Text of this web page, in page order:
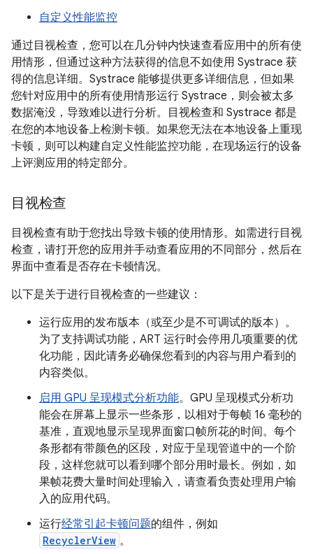
自定义性能监控
通过目视检查 ，您可以在几分钟内快速查看应用中的所有使
用情形，但通过这种方法获得的信息不如使用 Systrace 获
得的信息详细。Systrace 能够提供更多详细信息，但如果
您针对应用中的所有使用情形运行 Systrace，则会被太多
数据淹没，导致难以进行分析。
目视检查和 Systrace 都是
在您的本地设备上检测卡顿。如果您无法在本地设备上重现
卡顿，则可以构建自定义性能监控功能，在现场运行的设备
上评测应用的特定部分。
目视检查
目视检查有助于您找出导致卡顿的使用情形。如需进行目视
检查，请打开您的应用并手动查看应用的不同部分，然后在
界面中查看是否存在卡顿情况。
以下是关于进行目视检查的一些建议：
运行应用的发布版本（或至少是不可调试的版本）。
为了支持调试功能，ART 运行时会停用几项重要的优
化功能，因此请务必确保您看到的内容与用户看到的
内容类似。
启用 GPU 呈现模式分析功能。GPU 呈现模式分析功
能会在屏幕上显示一些条形，以相对于每帧 16 毫秒的
基准，直观地显示呈现界面窗口帧所花的时间。每个
条形都有带颜色的区段，对应于呈现管道中的一个阶
段，这样您就可以看到哪个部分用时最长。例如，如
果帧花费大量时间处理输入，请查看负责处理用户输
入的应用代码。
运行经常引起卡顿问题的组件，例如
RecyclerView 。